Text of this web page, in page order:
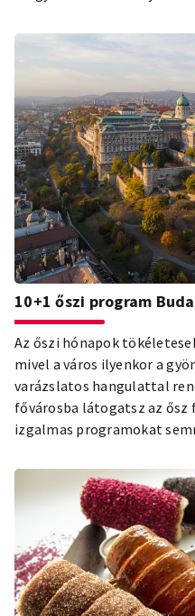
10+1 őszi program
Az őszi hónapok
mivel a város ilyenkor a
varázslatos hangulattal
fővárosba látogatsz az ősz
izgalmas programokat
kedvezményesen